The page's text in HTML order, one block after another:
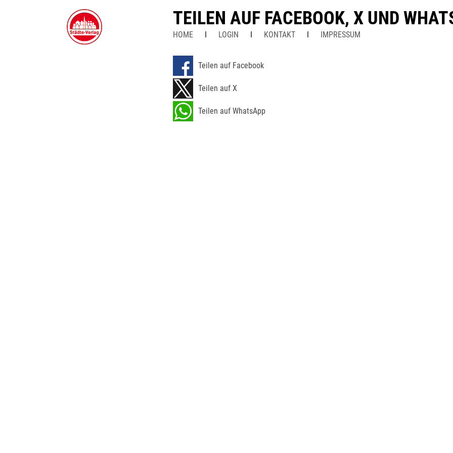
TEILEN AUF FACEBOOK, X UND
HOME LOGIN KONTAKT IMPRESSUM
Teilen auf Facebook
Teilen auf X
Teilen auf WhatsApp